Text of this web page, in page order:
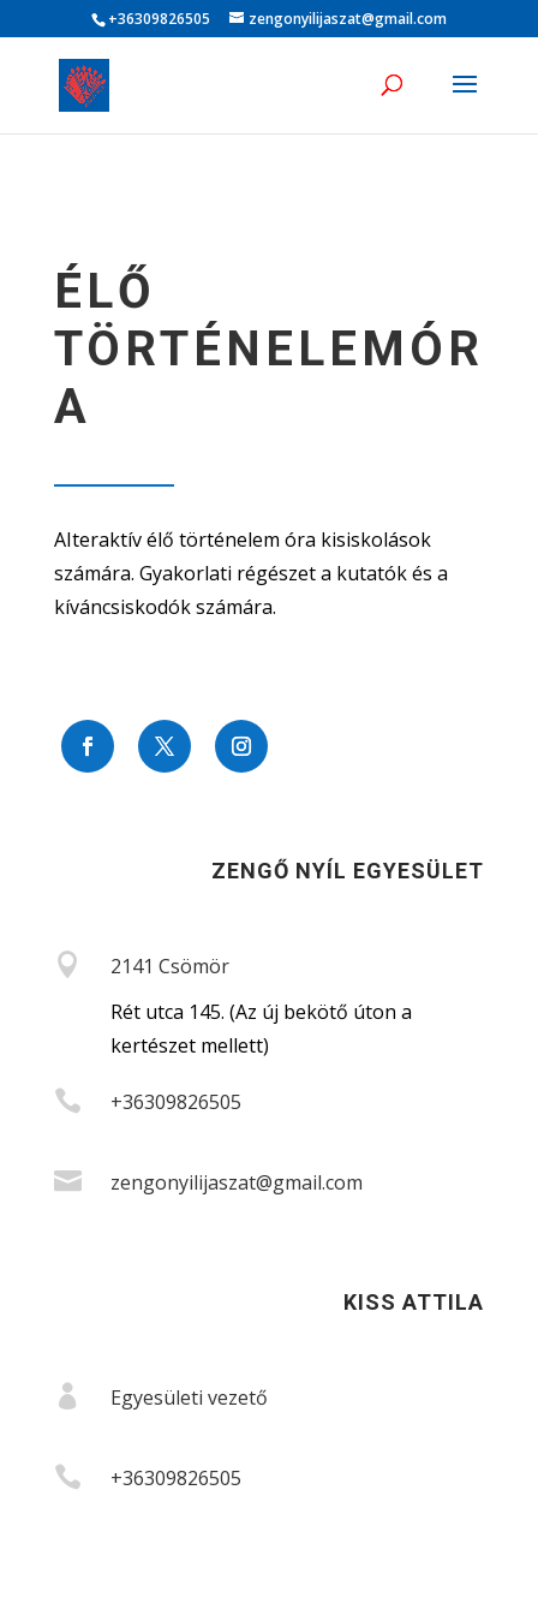
+36309826505 zengonyilijaszat@gmail.com
ÉLŐ
TÖRTÉNELEMÓR
A
AIteraktív élő történelem óra kisiskolások
számára. Gyakorlati régészet a kutatók és a
kíváncsiskodók számára.
ZENGŐ NYÍL EGYESÜLET

2141 Csömör
Rét utca 145. (Az új bekötő úton a
kertészet mellett)
 +36309826505
 zengonyilijaszat@gmail.com
KISS ATTILA
 Egyesületi vezető
 +36309826505